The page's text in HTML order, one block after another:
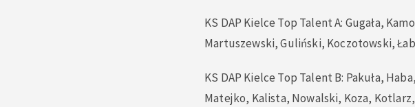
KS DAP Kielce Top Talent A: Gugała,
Martuszewski, Guliński, Koczotowski,
KS DAP Kielce Top Talent B: Pakuła,
Matejko, Kalista, Nowalski, Koza,